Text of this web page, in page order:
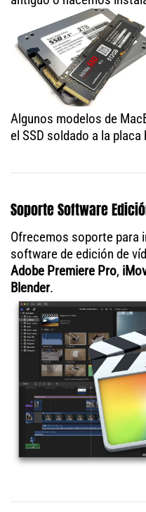
Algunos modelos de
el SSD soldado a la
Soporte Software
Ofrecemos soporte para
software de edición de
Adobe Premiere Pro,
Blender.